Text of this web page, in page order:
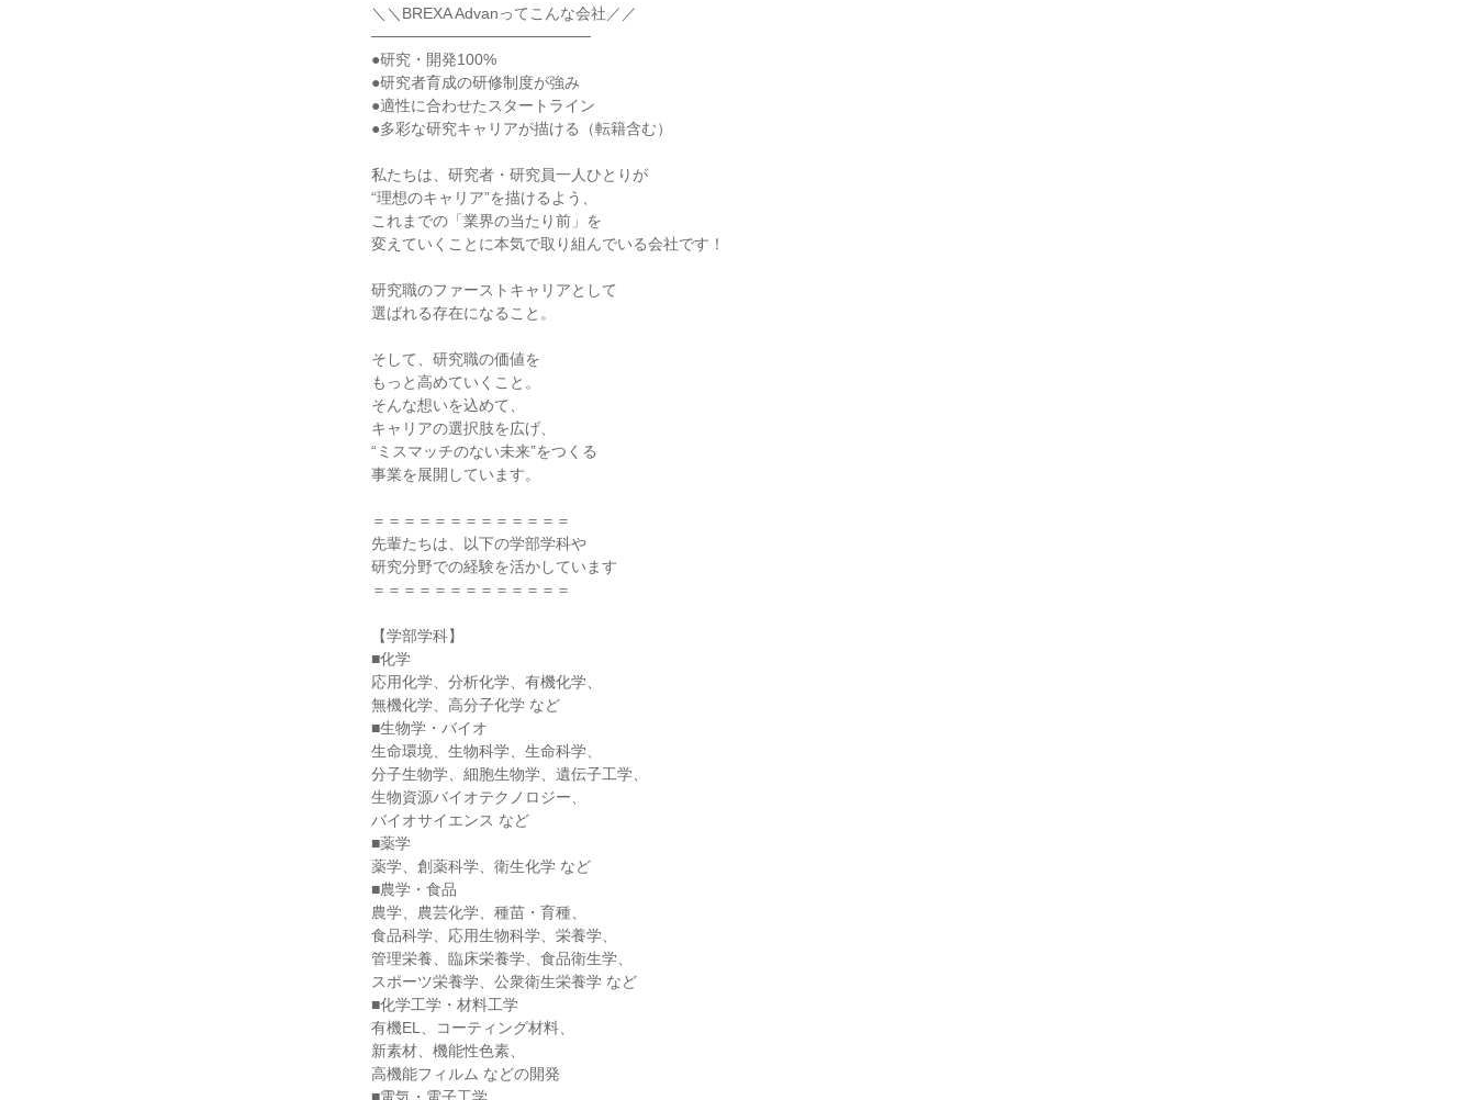
＼＼BREXA Advanってこんな会社／／
────────────────────
●研究・開発100%
●研究者育成の研修制度が強み
●適性に合わせたスタートライン
●多彩な研究キャリアが描ける（転籍含む）
私たちは、研究者・研究員一人ひとりが
“理想のキャリア”を描けるよう、
これまでの「業界の当たり前」を
変えていくことに本気で取り組んでいる会社です！
研究職のファーストキャリアとして
選ばれる存在になること。
そして、研究職の価値を
もっと高めていくこと。
そんな想いを込めて、
キャリアの選択肢を広げ、
“ミスマッチのない未来”をつくる
事業を展開しています。
＝＝＝＝＝＝＝＝＝＝＝＝＝
先輩たちは、以下の学部学科や
研究分野での経験を活かしています
＝＝＝＝＝＝＝＝＝＝＝＝＝
【学部学科】
■化学
応用化学、分析化学、有機化学、
無機化学、高分子化学 など
■生物学・バイオ
生命環境、生物科学、生命科学、
分子生物学、細胞生物学、遺伝子工学、
生物資源バイオテクノロジー、
バイオサイエンス など
■薬学
薬学、創薬科学、衛生化学 など
■農学・食品
農学、農芸化学、種苗・育種、
食品科学、応用生物科学、栄養学、
管理栄養、臨床栄養学、食品衛生学、
スポーツ栄養学、公衆衛生栄養学 など
■化学工学・材料工学
有機EL、コーティング材料、
新素材、機能性色素、
高機能フィルム などの開発